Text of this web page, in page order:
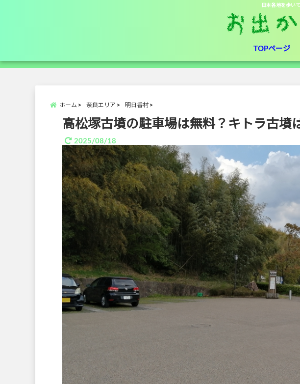
日本各地を歩い
TOPページ
ホーム 奈良エリア 明日香村
高松塚古墳の駐車場は無料？キトラ古墳
2025/08/18